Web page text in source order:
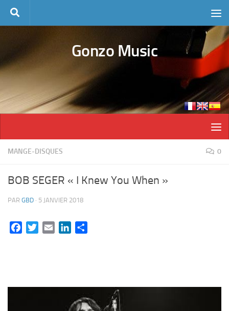
Skip to content
Gonzo Music
MANGE-DISQUES 0
BOB SEGER « I Knew You When »
PAR GBD · 5 JANVIER 2018
FacebookTwitterEmail LinkedIn